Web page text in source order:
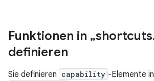
Funktionen in „shortcuts
definieren
Sie definieren capability -Elemente